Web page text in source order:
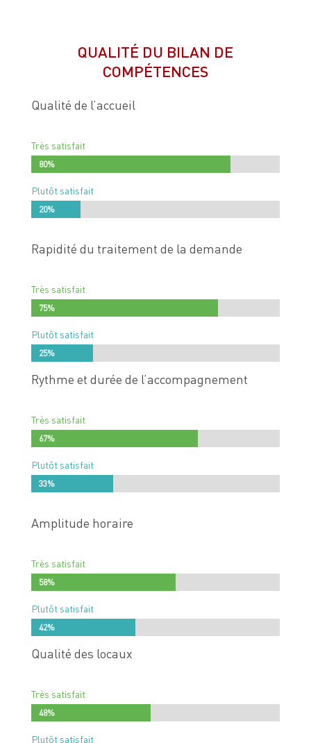
QUALITÉ DU BILAN DE
COMPÉTENCES
Qualité de l’accueil
Très satisfait
80%
80%
Plutôt satisfait
20%
20%
Rapidité du traitement de la demande
Très satisfait
75%
75%
Plutôt satisfait
25%
25%
Rythme et durée de l’accompagnement
Très satisfait
67%
67%
Plutôt satisfait
33%
33%
Amplitude horaire
Très satisfait
58%
58%
Plutôt satisfait
42%
42%
Qualité des locaux
Très satisfait
48%
48%
Plutôt satisfait